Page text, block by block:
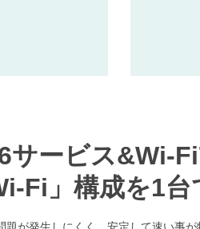
サービス&Wi-
Fi」構成を1台